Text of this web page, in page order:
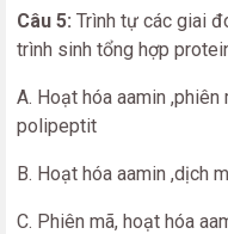
Câu 5: Trình tự các giai
trình sinh tổng hợp
A. Hoạt hóa aamin ,phiên
polipeptit
B. Hoạt hóa aamin ,dịch
C. Phiên mã, hoạt hóa